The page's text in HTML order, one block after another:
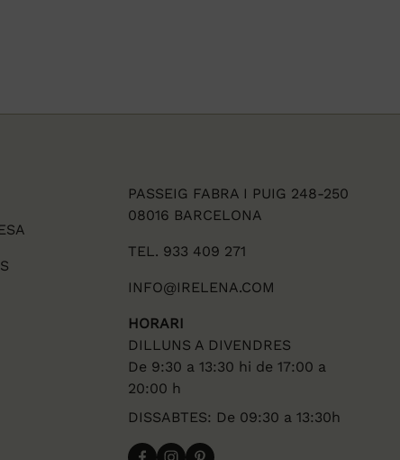
PASSEIG FABRA I PUIG 248-250
08016 BARCELONA
TEL. 933 409 271
INFO@IRELENA.COM
HORARI
DILLUNS A DIVENDRES
De 9:30 a 13:30 hi de 17:00 a
20:00 h
DISSABTES: De 09:30 a 13:30h